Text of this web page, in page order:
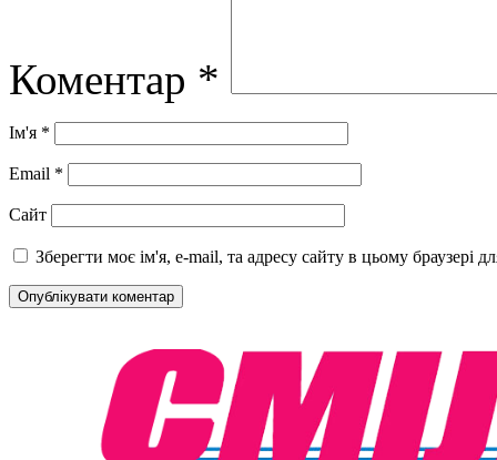
Коментар *
Ім'я *
Email *
Сайт
Зберегти моє ім'я, e-mail, та адресу сайту в цьому браузері